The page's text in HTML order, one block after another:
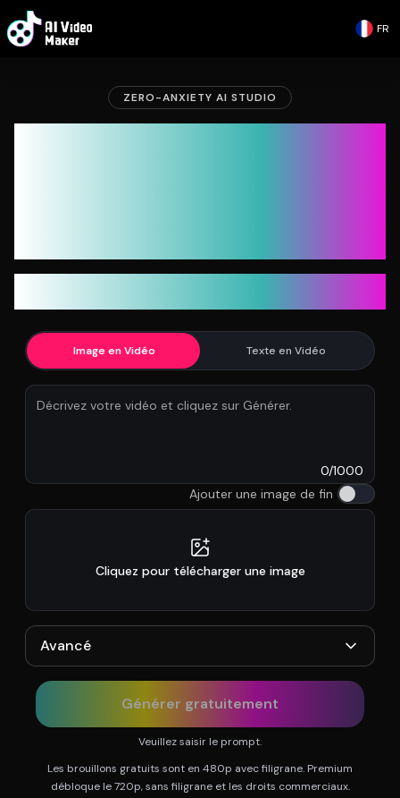
FR
ZERO-ANXIETY AI STUDIO
Image en Vidéo Texte en Vidéo
0/1000
Ajouter une image de fin
Cliquez pour télécharger une image
Avancé
Générer gratuitement
Veuillez saisir le prompt.
Les brouillons gratuits sont en 480p avec filigrane. Premium
débloque le 720p, sans filigrane et les droits commerciaux.